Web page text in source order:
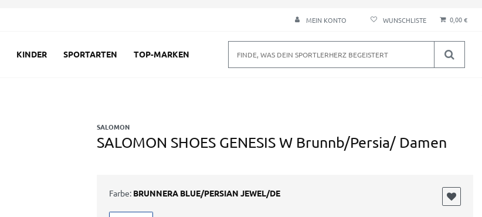
MEIN KONTO 0,00 €
KINDER SPORTARTEN TOP-MARKEN
SALOMON
SALOMON SHOES GENESIS W Brunnb/Persia/ Damen
Farbe: BRUNNERA BLUE/PERSIAN JEWEL/DE